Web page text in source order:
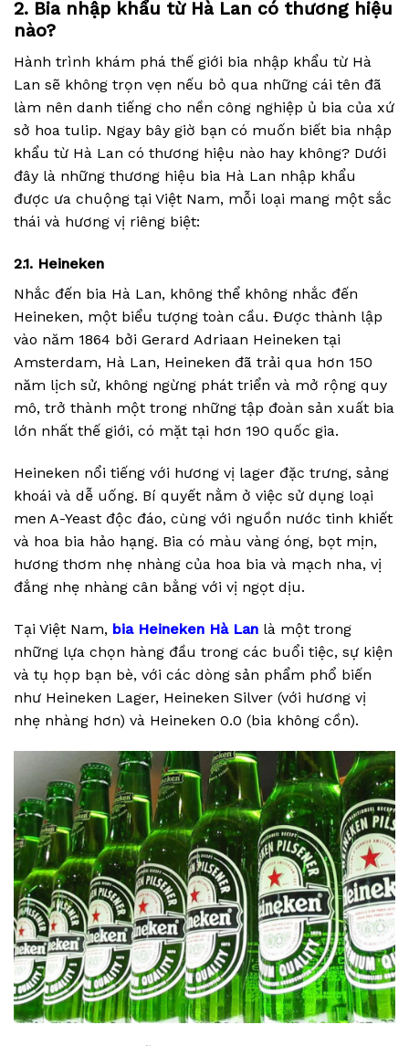
2. Bia nhập khẩu từ Hà Lan có thương hiệu
nào?
Hành trình khám phá thế giới bia nhập khẩu từ Hà
Lan sẽ không trọn vẹn nếu bỏ qua những cái tên đã
làm nên danh tiếng cho nền công nghiệp ủ bia của xứ
sở hoa tulip. Ngay bây giờ bạn có muốn biết bia nhập
khẩu từ Hà Lan có thương hiệu nào hay không? Dưới
đây là những thương hiệu bia Hà Lan nhập khẩu
được ưa chuộng tại Việt Nam, mỗi loại mang một sắc
thái và hương vị riêng biệt:
2.1. Heineken
Nhắc đến bia Hà Lan, không thể không nhắc đến
Heineken, một biểu tượng toàn cầu. Được thành lập
vào năm 1864 bởi Gerard Adriaan Heineken tại
Amsterdam, Hà Lan, Heineken đã trải qua hơn 150
năm lịch sử, không ngừng phát triển và mở rộng quy
mô, trở thành một trong những tập đoàn sản xuất bia
lớn nhất thế giới, có mặt tại hơn 190 quốc gia.
Heineken nổi tiếng với hương vị lager đặc trưng, sảng
khoái và dễ uống. Bí quyết nằm ở việc sử dụng loại
men A-Yeast độc đáo, cùng với nguồn nước tinh khiết
và hoa bia hảo hạng. Bia có màu vàng óng, bọt mịn,
hương thơm nhẹ nhàng của hoa bia và mạch nha, vị
đắng nhẹ nhàng cân bằng với vị ngọt dịu.
Tại Việt Nam, bia Heineken Hà Lan là một trong
những lựa chọn hàng đầu trong các buổi tiệc, sự kiện
và tụ họp bạn bè, với các dòng sản phẩm phổ biến
như Heineken Lager, Heineken Silver (với hương vị
nhẹ nhàng hơn) và Heineken 0.0 (bia không cồn).